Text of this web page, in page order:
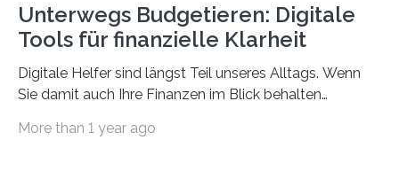
Unterwegs Budgetieren: Digitale
Tools für finanzielle Klarheit
Digitale Helfer sind längst Teil unseres Alltags. Wenn
Sie damit auch Ihre Finanzen im Blick behalten
die genau das ermöglichen: Sie helfen Ihnen, Ausgaben
More than 1 year ago